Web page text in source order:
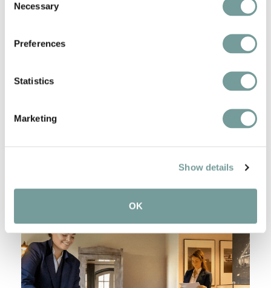
Selection
Necessary
Preferences
Statistics
Marketing
Show details
OK
Ontdek de nieuwste pareltjes in onze
continu op zoek naar bijzondere,…